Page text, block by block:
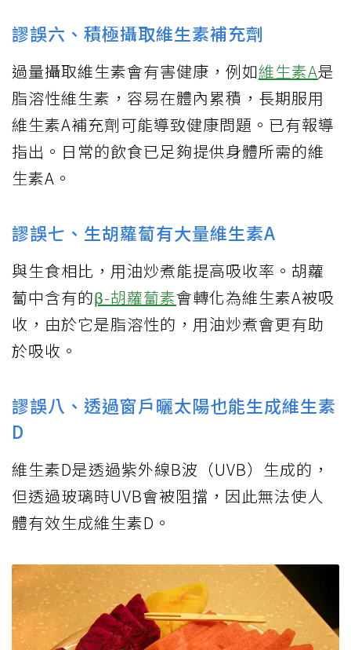
謬誤六、積極攝取維生素補充劑
過量攝取維生素會有害健康，例如維生素A是
脂溶性維生素，容易在體內累積，長期服用
維生素A補充劑可能導致健康問題。已有報導
指出。日常的飲食已足夠提供身體所需的維
生素A。
謬誤七、生胡蘿蔔有大量維生素A
與生食相比，用油炒煮能提高吸收率。胡蘿
蔔中含有的β-胡蘿蔔素會轉化為維生素A被吸
收，由於它是脂溶性的，用油炒煮會更有助
於吸收。
謬誤八、透過窗戶曬太陽也能生成維生素
D
維生素D是透過紫外線B波（UVB）生成的，
但透過玻璃時UVB會被阻擋，因此無法使人
體有效生成維生素D。